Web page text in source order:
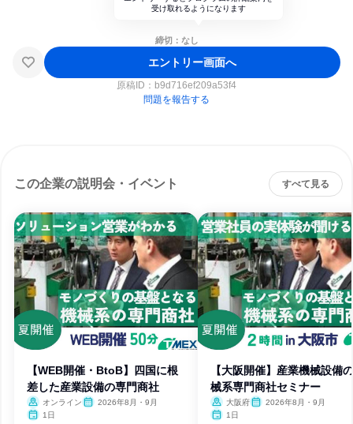
受け取れるようになります
締切：なし
エントリー画面へ
原稿ID： b9d716ef209a53f4
問題を報告する
この企業の説明会・イベント すべて見る
【WEB開催・BtoB】四国に根
差した産業設備の専門商社
オンライン
2026年8月・9月
1日
【大阪開催】産業機械設備
械系専門商社セミナー
大阪府
2026年8月・9月
1日